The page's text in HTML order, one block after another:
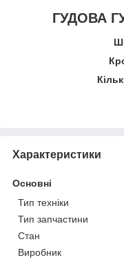
ГУДОВА
Характеристики
Основні
Тип техніки
Тип запчастини
Стан
Виробник